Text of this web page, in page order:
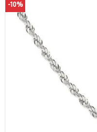
-10%